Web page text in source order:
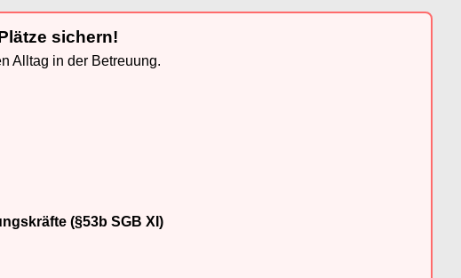
sichern!
Alltag in der Betreuung.
(§53b SGB XI)